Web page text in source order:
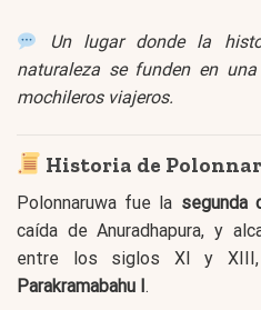
Un lugar donde la
naturaleza se funden en
mochileros viajeros.
Historia de
Polonnaruwa fue la segunda
caída de Anuradhapura, y
entre los siglos XI y
Parakramabahu I .